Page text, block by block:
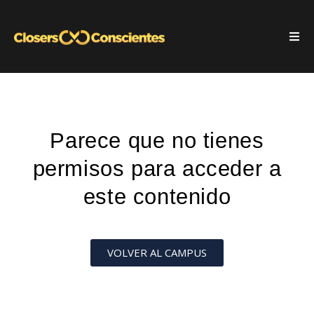
Parece que no tienes
permisos para acceder a
este contenido
VOLVER AL CAMPUS